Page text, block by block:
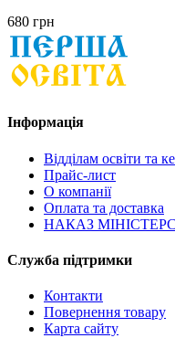
680 грн
Інформація
Відділам освіти та
Прайс-лист
О компанії
Оплата та доставка
НАКАЗ
Служба підтримки
Контакти
Повернення товару
Карта сайту